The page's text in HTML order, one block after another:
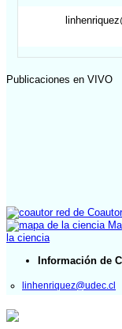
Publicaciones en VIVO
red de Coautor
la ciencia
Información de
linhenriquez@udec.cl